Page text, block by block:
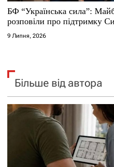
БФ “Українська сила”:
розповіли про підтримку
9 Липня, 2026
Більше від автора